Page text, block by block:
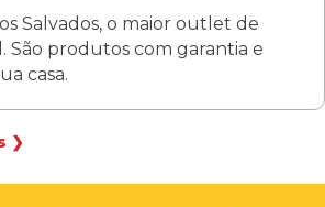
Salvados, o maior outlet de
São produtos com garantia e
casa.
❯